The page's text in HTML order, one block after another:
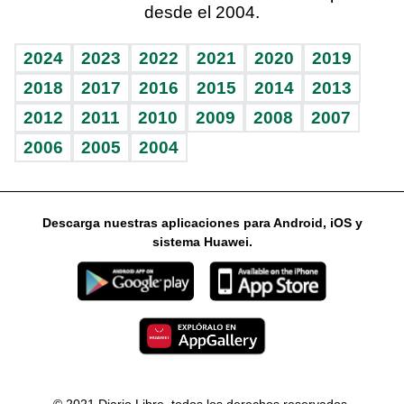
Vida y familia
Eñe
Celebrando la vida
Sin complejos
En pocas palabras
Escuchando al corazón
Economía Personal
Consulta Libre
BRV
TBT Deportivo
Ágora
Guía del dinero
Horóscopos
desde el 2004.
2024 2023 2022 2021 2020
2019
2018
2017 2016 2015 2014
2013
2012
2011 2010 2009 2008
2007
2006
2005 2004
Descarga nuestras aplicaciones para Android, iOS y
sistema Huawei.